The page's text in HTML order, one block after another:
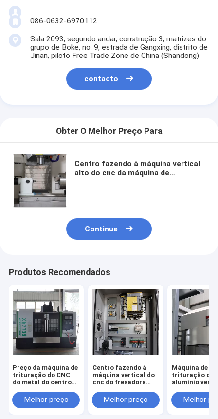
086-0632-6970112
Sala 2093, segundo andar, construção 3, matrizes do
grupo de Boke, no. 9, estrada de Gangxing, distrito de
Jinan, piloto Free Trade Zone de China (Shandong)
contacto
Obter O Melhor Preço Para
Centro fazendo à máquina vertical
alto do cnc da máquina de
Continue
Produtos Recomendados
Preço da máquina de
trituração do CNC
do metal do centro
XK7136 XH7136 do
vertical VMC
Melhor preço
Centro fazendo à
máquina vertical do
cnc do fresadora
VMC1580 do
fraiseuse da
Melhor preço
Máquina de
trituração de
alumínio
centro de
XH7126 do
Melhor